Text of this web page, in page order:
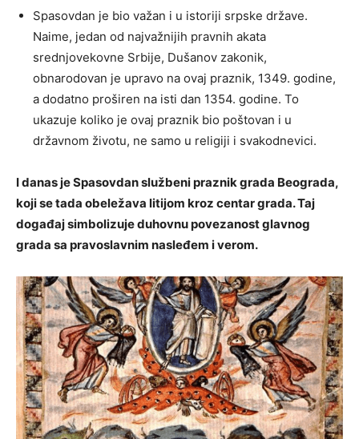
Spasovdan je bio važan i u istoriji srpske države.
Naime, jedan od najvažnijih pravnih akata
srednjovekovne Srbije, Dušanov zakonik,
obnarodovan je upravo na ovaj praznik, 1349. godine,
a dodatno proširen na isti dan 1354. godine. To
ukazuje koliko je ovaj praznik bio poštovan i u
državnom životu, ne samo u religiji i svakodnevici.
I danas je Spasovdan službeni praznik grada Beograda,
koji se tada obeležava litijom kroz centar grada. Taj
događaj simbolizuje duhovnu povezanost glavnog
grada sa pravoslavnim nasleđem i verom.